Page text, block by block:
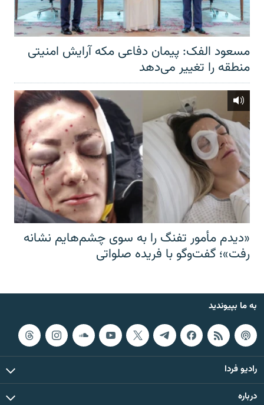
مسعود الفک: پیمان دفاعی مکه آرایش امنیتی
منطقه را تغییر می‌دهد
«دیدم مأمور تفنگ را به سوی چشم‌هایم نشانه
رفت»؛ گفت‌و‌گو با فریده صلواتی
به ما بپیوندید
رادیو فردا
درباره